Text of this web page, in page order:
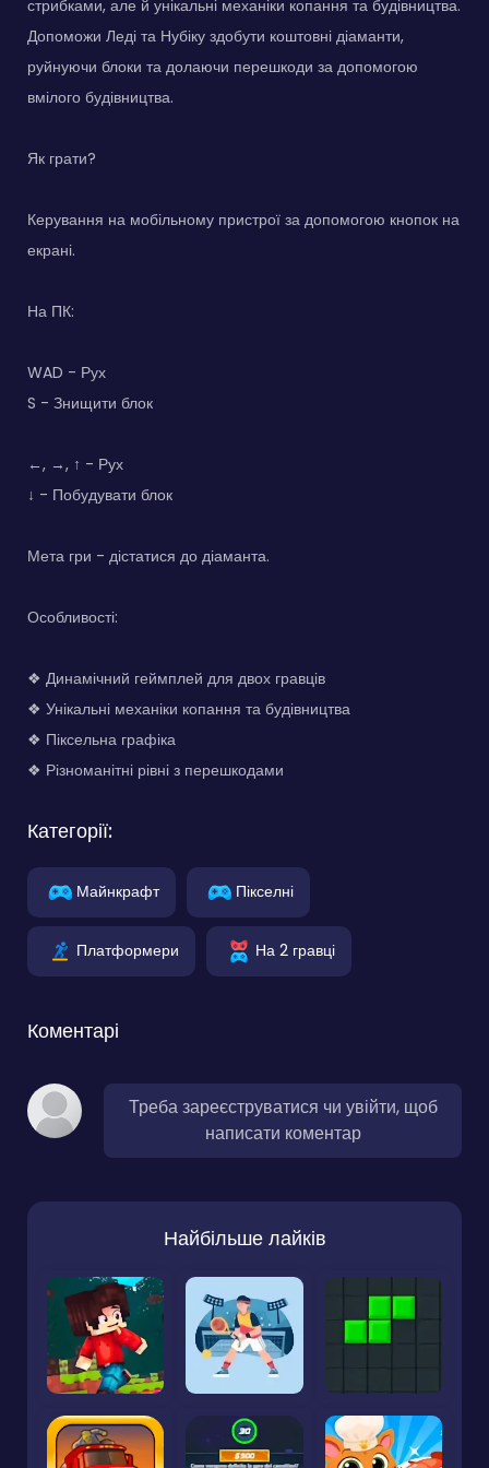
стрибками, але й унікальні механіки копання та будівництва.
Допоможи Леді та Нубіку здобути коштовні діаманти,
руйнуючи блоки та долаючи перешкоди за допомогою
вмілого будівництва.
Як грати?
Керування на мобільному пристрої за допомогою кнопок на
екрані.
На ПК:
WAD - Рух
S - Знищити блок
←, →, ↑ - Рух
↓ - Побудувати блок
Мета гри - дістатися до діаманта.
Особливості:
❖ Динамічний геймплей для двох гравців
❖ Унікальні механіки копання та будівництва
❖ Піксельна графіка
❖ Різноманітні рівні з перешкодами
Категорії:
Майнкрафт Пікселні
Платформери На 2 гравці
Коментарі
Треба зареєструватися чи увійти, щоб
написати коментар
Найбільше лайків